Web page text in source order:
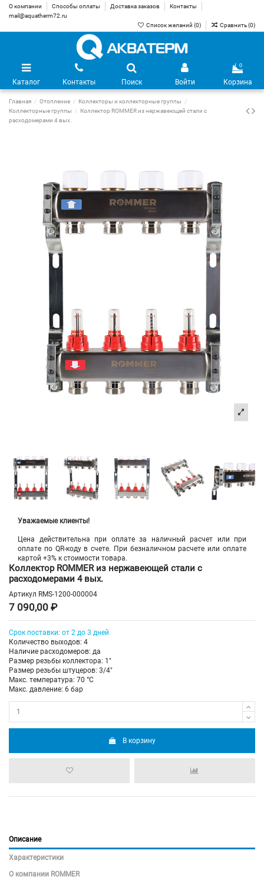
О компании Способы оплаты Доставка заказов
Контакты
mail@aquatherm72.ru
Список желаний (0) Сравнить (0)
Каталог Контакты Поиск Войти
0
Корзина
Главная Отопление
Коллекторы и коллекторные группы
Коллекторные группы
Коллектор ROMMER из нержавеющей стали с
расходомерами 4 вых.
Уважаемые клиенты!
Цена действительна при оплате за наличный расчет или при
оплате по QR-коду в счете. При безналичном расчете или оплате
картой +3% к стоимости товара.
Коллектор ROMMER из нержавеющей стали с
расходомерами 4 вых.
Артикул RMS-1200-000004
7 090,00 ₽
Срок поставки: от 2 до 3 дней
Количество выходов: 4
Наличие расходомеров: да
Размер резьбы коллектора: 1"
Размер резьбы штуцеров: 3/4"
Макс. температура: 70 °С
Макс. давление: 6 бар
В корзину
Описание
Характеристики
О компании ROMMER